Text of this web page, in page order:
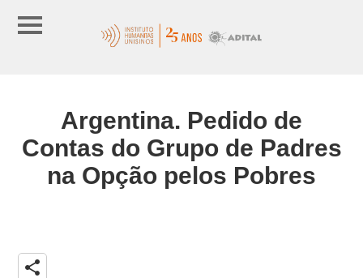
Argentina. Pedido de
Contas do Grupo de Padres
na Opção pelos Pobres
share